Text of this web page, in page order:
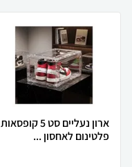
ארון נעליים סט 5 קופסאות
פלטינום לאחסון ...